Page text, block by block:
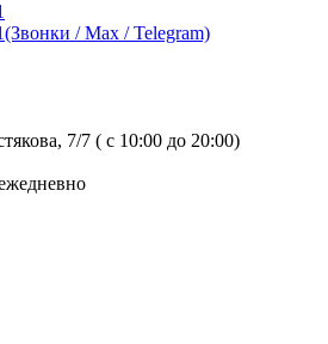
(Звонки / Max / Telegram)
7/7 ( с 10:00 до 20:00)